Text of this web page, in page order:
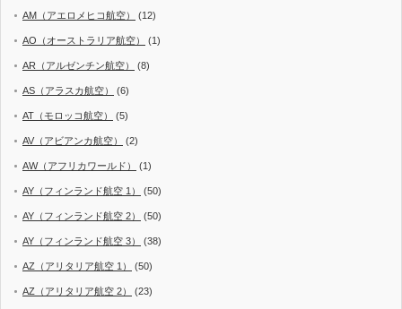
AM（アエロメヒコ航空） (12)
AO（オーストラリア航空） (1)
AR（アルゼンチン航空） (8)
AS（アラスカ航空） (6)
AT（モロッコ航空） (5)
AV（アビアンカ航空） (2)
AW（アフリカワールド） (1)
AY（フィンランド航空 1） (50)
AY（フィンランド航空 2） (50)
AY（フィンランド航空 3） (38)
AZ（アリタリア航空 1） (50)
AZ（アリタリア航空 2） (23)